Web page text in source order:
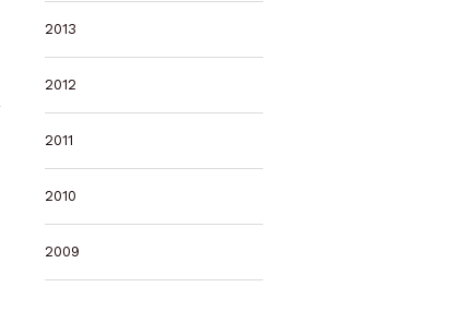
2013
2012
2011
2010
2009